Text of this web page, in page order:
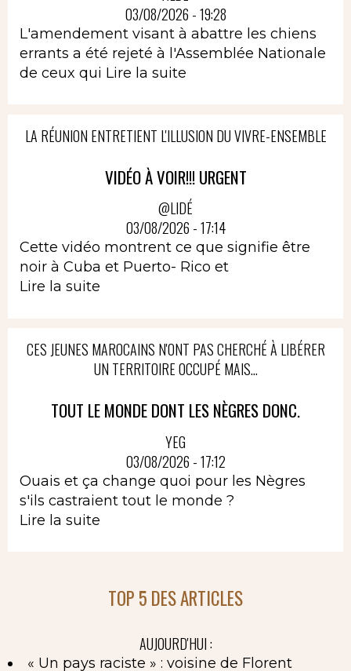
03/08/2026 - 19:28
L'amendement visant à abattre les chiens
errants a été rejeté à l'Assemblée Nationale
de ceux qui Lire la suite
LA RÉUNION ENTRETIENT L'ILLUSION DU VIVRE-ENSEMBLE
VIDÉO À VOIR!!! URGENT
@LIDÉ
03/08/2026 - 17:14
Cette vidéo montrent ce que signifie être
noir à Cuba et Puerto- Rico et
Lire la suite
CES JEUNES MAROCAINS N'ONT PAS CHERCHÉ À LIBÉRER
UN TERRITOIRE OCCUPÉ MAIS...
TOUT LE MONDE DONT LES NÈGRES DONC.
YEG
03/08/2026 - 17:12
Ouais et ça change quoi pour les Nègres
s'ils castraient tout le monde ?
Lire la suite
TOP 5 DES ARTICLES
AUJOURD'HUI :
« Un pays raciste » : voisine de Florent